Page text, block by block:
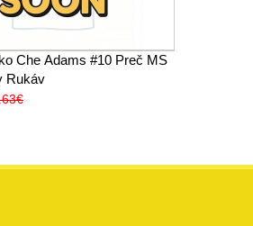
Che Adams #10 Preč MS
Rukáv